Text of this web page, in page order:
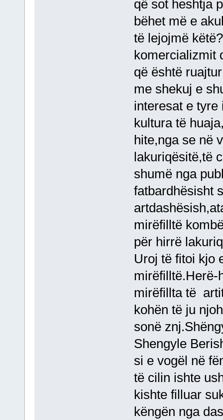
që sot heshtja
bëhet më e
të lejojmë
komercializmit
që është ruajtur
me shekuj e
interesat e tyre
kultura të
hite,nga se në
lakuriqësitë,të
shumë nga
fatbardhësisht
mirëfilltë
për hirrë
Uroj të fitoi kjo
mirëfilltë.Herë-
mirëfillta të
kohën të ju
sonë
Shengyle
si e vogël në
të cilin ishte
kishte filluar
këngën nga